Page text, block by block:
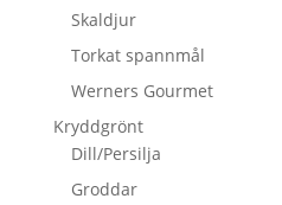
Skaldjur
Torkat spannmål
Werners Gourmet
Kryddgrönt
Dill/Persilja
Groddar